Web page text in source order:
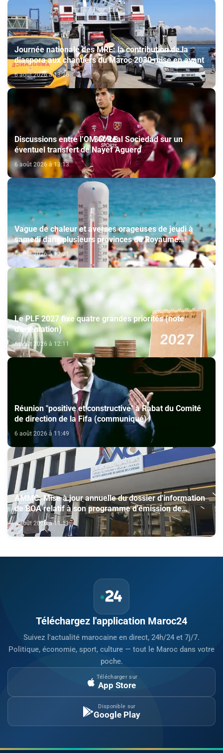
Journée nationale des MRE: la contribution de la
diaspora aux chantiers du Maroc 2030 mise en avant
6 août 2026 à 13:26
Discussions entre l’OM et Real Sociedad sur un
éventuel transfert de Nayef Aguerd
6 août 2026 à 13:13
Vague de chaleur et averses orageuses de jeudi à
samedi dans plusieurs provinces du Royaume
(Bulletin d'alerte)
6 août 2026 à 12:21
Le PLF 2027 fixe quatre grandes priorités (note
d'orientation)
6 août 2026 à 12:11
Réunion "positive et constructive" à Rabat du Comité
de direction de la Fifa (communiqué)
6 août 2026 à 11:49
AMMC: Mise à jour annuelle du dossier d'information
de BOA relatif à son programme d'émission de
certificats de dépôt
6 août 2026 à 11:11
Téléchargez l'application Maroc24
Suivez l'actualité marocaine en direct, 24h/24 et 7j/7.
Politique, économie, sport, culture — tout le Maroc dans votre
poche.
Télécharger sur
App Store
Disponible sur
Google Play